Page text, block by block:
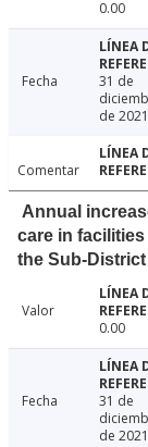
0.00
Fecha
31 de
de 2021
Comentar
Annual
care in
the Sub-
Valor
0.00
Fecha
31 de
de 2021